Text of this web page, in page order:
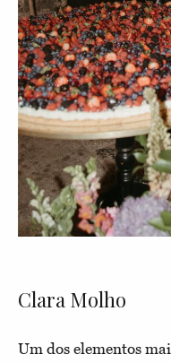
Clara Molho
Um dos elementos